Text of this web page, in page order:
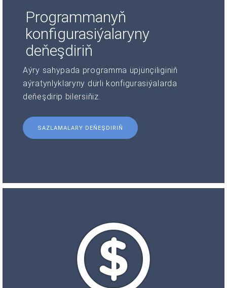
Programmanyň
konfigurasiýalaryny
deňeşdiriň
Aýry sahypada programma üpjünçiliginiň
aýratynlyklaryny dürli konfigurasiýalarda
deňeşdirip bilersiňiz.
SAZLAMALARY DEŇEŞDIRIŇ